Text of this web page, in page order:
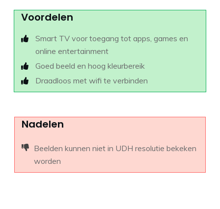
Voordelen
Smart TV voor toegang tot apps, games en
online entertainment
Goed beeld en hoog kleurbereik
Draadloos met wifi te verbinden
Nadelen
Beelden kunnen niet in UDH resolutie bekeken
worden